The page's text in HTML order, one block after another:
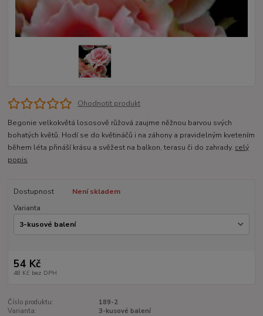
Ohodnotit produkt
Begonie velkokvětá lososově růžová zaujme něžnou barvou svých
bohatých květů. Hodí se do květináčů i na záhony a pravidelným kvetením
během léta přináší krásu a svěžest na balkon, terasu či do zahrady. celý
popis
Dostupnost
Není skladem
Varianta
54 Kč
48 Kč bez DPH
Číslo produktu:
189-2
Varianta:
3-kusové balení